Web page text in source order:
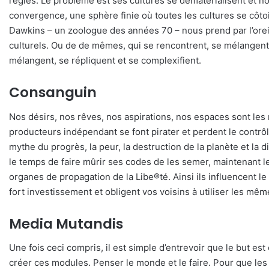
convergence, une sphère finie où toutes les cultures se
Dawkins – un zoologue des années 70 – nous prend par
culturels. Ou de de mêmes, qui se rencontrent, se
mélangent, se répliquent et se complexifient.
Consanguin
Nos désirs, nos rêves, nos aspirations, nos espaces sont
producteurs indépendant se font pirater et perdent le
mythe du progrès, la peur, la destruction de la planète et la
le temps de faire mûrir ses codes de les semer, maintenant
organes de propagation de la Libe®té. Ainsi ils influencent
fort investissement et obligent vos voisins à utiliser les
Media Mutandis
Une fois ceci compris, il est simple d’entrevoir que le but
créer ces modules. Penser le monde et le faire. Pour que